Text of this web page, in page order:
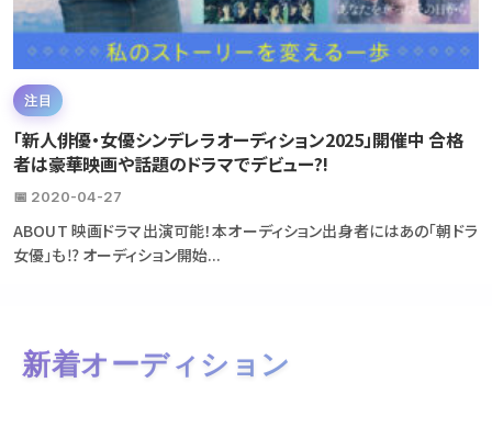
注目
「新人俳優・女優シンデレラオーディション2025」開催中 合格
者は豪華映画や話題のドラマでデビュー?!
📅 2020-04-27
ABOUT 映画ドラマ出演可能！本オーディション出身者にはあの「朝ドラ
女優」も⁉ オーディション開始...
新着オーディション